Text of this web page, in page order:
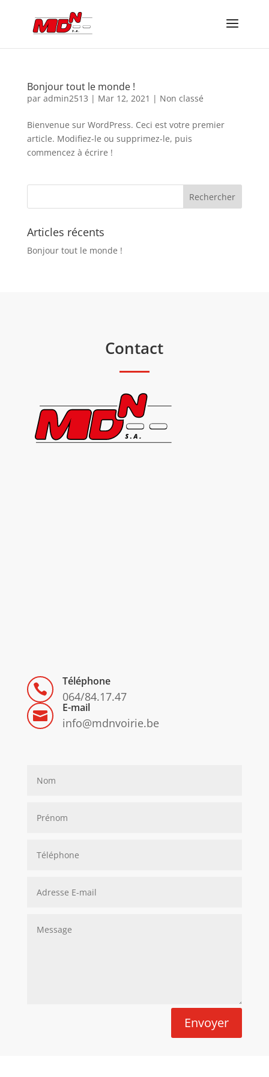
Bonjour tout le monde !
par admin2513 | Mar 12, 2021 | Non classé
Bienvenue sur WordPress. Ceci est votre premier
article. Modifiez-le ou supprimez-le, puis
commencez à écrire !
Articles récents
Bonjour tout le monde !
Contact

Téléphone
064/84.17.47

E-mail
info@mdnvoirie.be
Envoyer